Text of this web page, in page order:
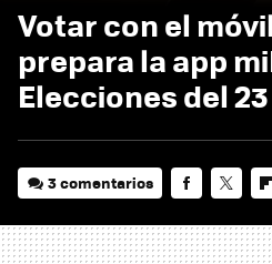
Votar con el
prepara la app
Elecciones del
3 comentarios